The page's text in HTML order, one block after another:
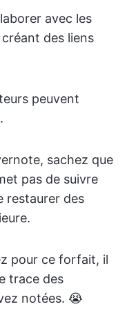
avec les
des liens
peuvent
sachez que
pas de suivre
restaurer des
pour ce forfait, il
trace des
notées. 😭